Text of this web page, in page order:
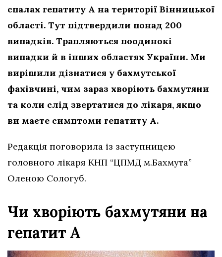
спалах гепатиту А на території Вінницької
області. Тут підтвердили понад 200
випадків. Трапляються поодинокі
випадки й в інших областях України. Ми
вирішили дізнатися у бахмутської
фахівчині, чим зараз хворіють бахмутяни
та коли слід звертатися до лікаря, якщо
ви маєте симптоми гепатиту А.
Редакція поговорила із заступницею
головного лікаря КНП “ЦПМД м.Бахмута”
Оленою Сологуб.
Чи хворіють бахмутяни на
гепатит А